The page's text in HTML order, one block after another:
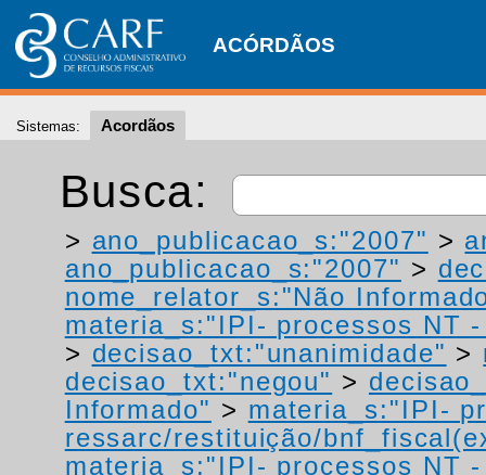
ACÓRDÃOS
Sistemas: Acordãos
Busca:
> ano_publicacao_s:"2007" >
ano_publicacao_s:"2007" >
nome_relator_s:"Não
materia_s:"IPI- processos NT
> decisao_txt:"unanimidade" >
decisao_txt:"negou" >
Informado" > materia_s:"IPI-
ressarc/restituição/
materia_s:"IPI- processos NT